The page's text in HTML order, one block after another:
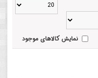
نمایش کالاهای موجود